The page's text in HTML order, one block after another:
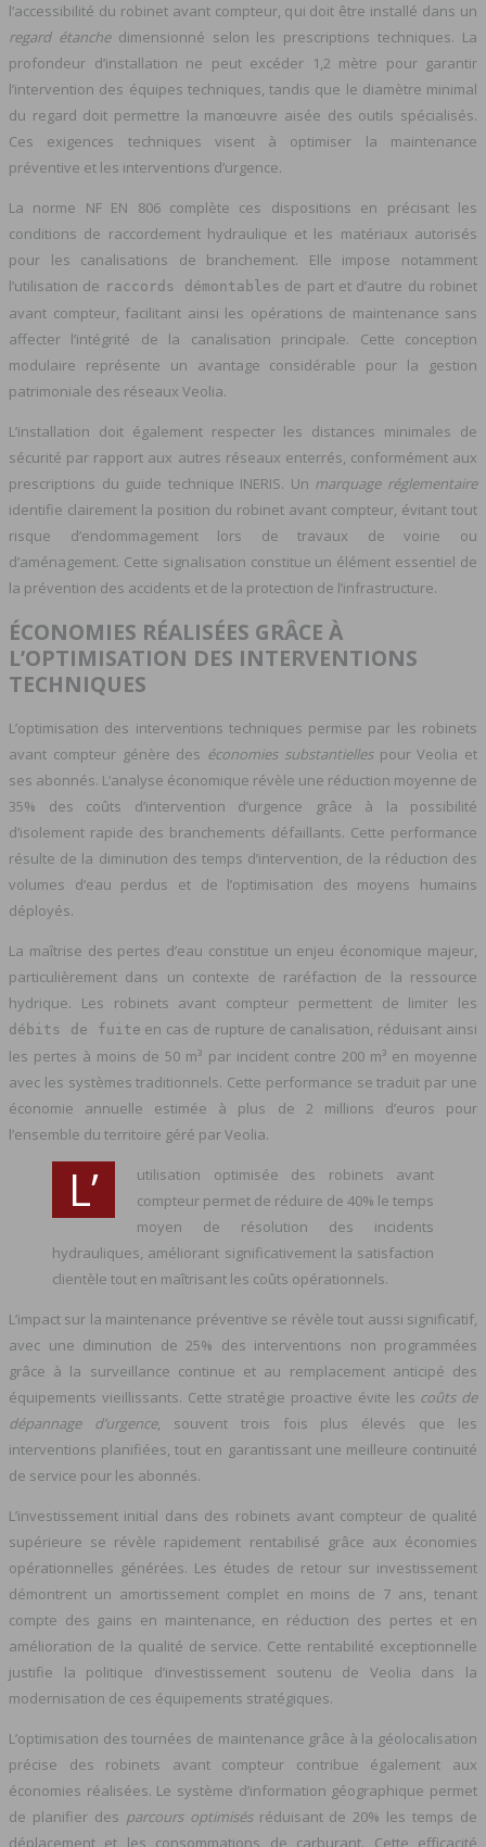
l’accessibilité du robinet avant compteur, qui doit être installé dans un
regard étanchedimensionné selon les prescriptions techniques. La
profondeur d’installation ne peut excéder 1,2 mètre pour garantir
l’intervention des équipes techniques, tandis que le diamètre minimal
du regard doit permettre la manœuvre aisée des outils spécialisés.
Ces exigences techniques visent à optimiser la maintenance
préventive et les interventions d’urgence.
La norme NF EN 806 complète ces dispositions en précisant les
conditions de raccordement hydraulique et les matériaux autorisés
pour les canalisations de branchement. Elle impose notamment
l’utilisation de raccords démontables de part et d’autre du robinet
avant compteur, facilitant ainsi les opérations de maintenance sans
affecter l’intégrité de la canalisation principale. Cette conception
modulaire représente un avantage considérable pour la gestion
patrimoniale des réseaux Veolia.
L’installation doit également respecter les distances minimales de
sécurité par rapport aux autres réseaux enterrés, conformément aux
prescriptions du guide technique INERIS. Un marquage réglementaire
identifie clairement la position du robinet avant compteur, évitant tout
risque d’endommagement lors de travaux de voirie ou
d’aménagement. Cette signalisation constitue un élément essentiel de
la prévention des accidents et de la protection de l’infrastructure.
ÉCONOMIES RÉALISÉES GRÂCE À
L’OPTIMISATION DES INTERVENTIONS
TECHNIQUES
L’optimisation des interventions techniques permise par les robinets
avant compteur génère des économies substantiellespour Veolia et
ses abonnés. L’analyse économique révèle une réduction moyenne de
35% des coûts d’intervention d’urgence grâce à la possibilité
d’isolement rapide des branchements défaillants. Cette performance
résulte de la diminution des temps d’intervention, de la réduction des
volumes d’eau perdus et de l’optimisation des moyens humains
déployés.
La maîtrise des pertes d’eau constitue un enjeu économique majeur,
particulièrement dans un contexte de raréfaction de la ressource
hydrique. Les robinets avant compteur permettent de limiter les
débits de fuite en cas de rupture de canalisation, réduisant ainsi
les pertes à moins de 50 m³ par incident contre 200 m³ en moyenne
avec les systèmes traditionnels. Cette performance se traduit par une
économie annuelle estimée à plus de 2 millions d’euros pour
l’ensemble du territoire géré par Veolia.
L’
utilisation optimisée des robinets avant
compteur permet de réduire de 40% le temps
moyen de résolution des incidents
hydrauliques, améliorant significativement la satisfaction
clientèle tout en maîtrisant les coûts opérationnels.
L’impact sur la maintenance préventive se révèle tout aussi significatif,
avec une diminution de 25% des interventions non programmées
grâce à la surveillance continue et au remplacement anticipé des
équipements vieillissants. Cette stratégie proactive évite les coûts de
dépannage d’urgence, souvent trois fois plus élevés que les
interventions planifiées, tout en garantissant une meilleure continuité
de service pour les abonnés.
L’investissement initial dans des robinets avant compteur de qualité
supérieure se révèle rapidement rentabilisé grâce aux économies
opérationnelles générées. Les études de retour sur investissement
démontrent un amortissement complet en moins de 7 ans, tenant
compte des gains en maintenance, en réduction des pertes et en
amélioration de la qualité de service. Cette rentabilité exceptionnelle
justifie la politique d’investissement soutenu de Veolia dans la
modernisation de ces équipements stratégiques.
L’optimisation des tournées de maintenance grâce à la géolocalisation
précise des robinets avant compteur contribue également aux
économies réalisées. Le système d’information géographique permet
de planifier des parcours optimisésréduisant de 20% les temps de
déplacement et les consommations de carburant. Cette efficacité